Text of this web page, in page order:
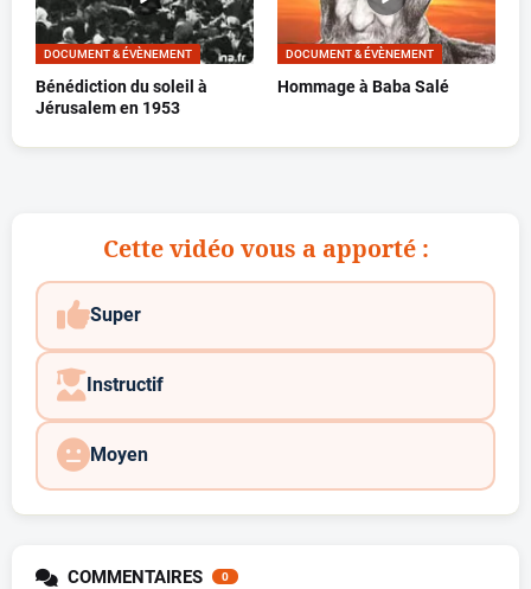
DOCUMENT & ÉVÈNEMENT
Bénédiction du soleil à
Jérusalem en 1953
DOCUMENT & ÉVÈNEMENT
Hommage à Baba Salé
Cette vidéo vous a apporté :
Super
Instructif
Moyen
COMMENTAIRES 0